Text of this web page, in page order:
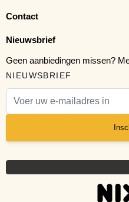
Contact
Nieuwsbrief
Geen aanbiedingen missen?
NIEUWSBRIEF